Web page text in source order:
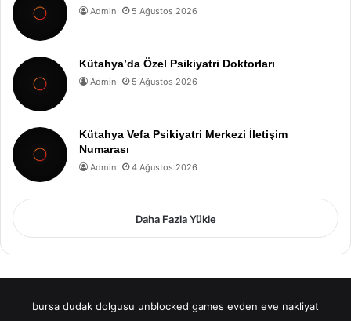
Admin 5 Ağustos 2026
Kütahya’da Özel Psikiyatri Doktorları
Admin 5 Ağustos 2026
Kütahya Vefa Psikiyatri Merkezi İletişim
Numarası
Admin 4 Ağustos 2026
Daha Fazla Yükle
bursa dudak dolgusu unblocked games evden eve nakliyat